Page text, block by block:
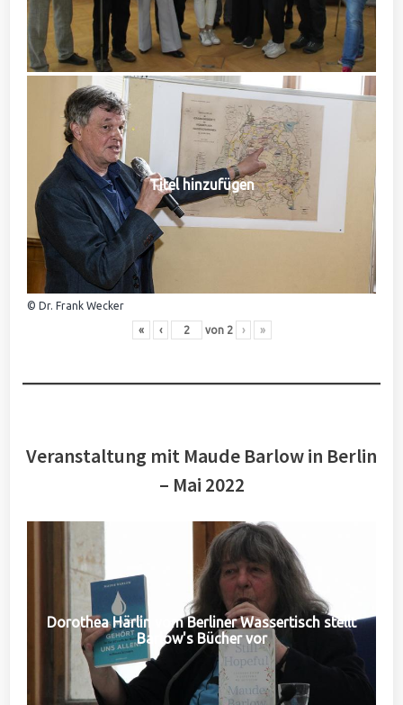
Titel hinzufügen
© Dr. Frank Wecker
« ‹ von 2 › »
Veranstaltung mit Maude Barlow in Berlin
– Mai 2022
Dorothea Härlin vom Berliner Wassertisch stellt
Barlow's Bücher vor